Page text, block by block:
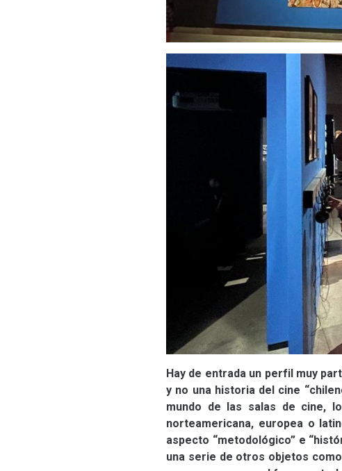
Hay de entrada un perfil muy
y no una historia del cine
mundo de las salas de cine,
norteamericana, europea o
aspecto “metodológico” e
una serie de otros objetos